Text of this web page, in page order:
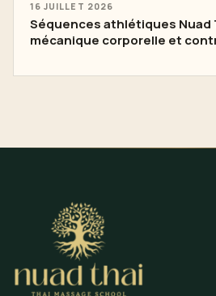
16 JUILLET 2026
Séquences athlétiques Nuad
mécanique corporelle et